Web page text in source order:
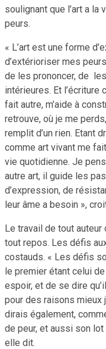
soulignant que l’art a
peurs.
« L’art est une forme
d’extérioriser mes
de les prononcer, de
intérieures. Et l’écriture
fait autre, m’aide à
retrouve, où je me
remplit d’un rien. Etant
comme art vivant me
vie quotidienne. Je
autre art, il guide les
d’expression, de
leur âme a besoin »,
Le travail de tout auteur
tout repos. Les défis
costauds. « Les défis
le premier étant celui
espoir, et de se dire
pour des raisons mieux
dirais également,
de peur, et aussi son
elle dit.